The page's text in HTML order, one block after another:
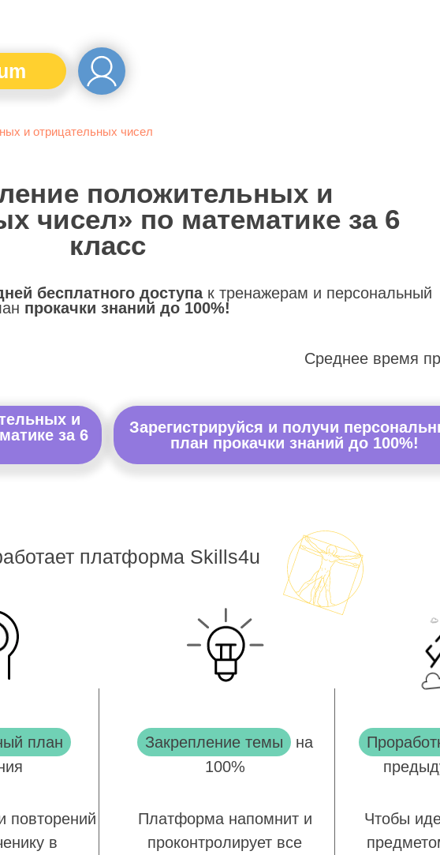
и отрицательных чисел
положительных и
чисел» по математике за 6
класс
бесплатного доступак тренажерам и персональный
прокачки знаний до 100%!
Среднее время
и
за 6
Зарегистрируйся и получи
план прокачки знаний до 100%!
платформа Skills4u
план
повторений
в
Закрепление темы на
100%
Платформа напомнит и
проконтролирует все
Чтобы